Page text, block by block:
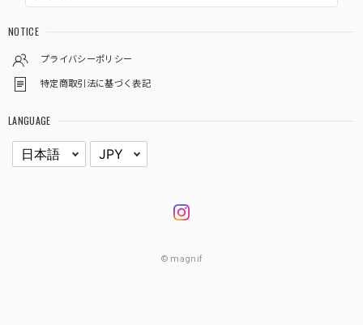
NOTICE
プライバシーポリシー
特定商取引法に基づく表記
LANGUAGE
© magnif